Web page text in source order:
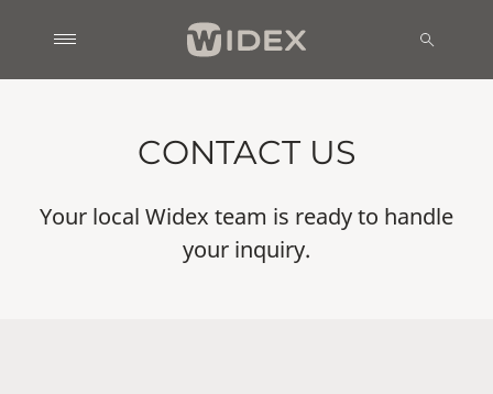
CONTACT US
Your local Widex team is ready to handle
your inquiry.